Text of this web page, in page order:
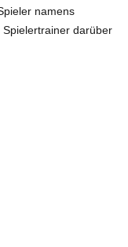
namens
darüber